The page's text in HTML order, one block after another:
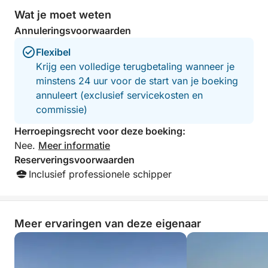
Sardinië te ontdekken en te genieten van een dag
midden in de natuur.
Wat je moet weten
Annuleringsvoorwaarden
Flexibel
Krijg een volledige terugbetaling wanneer je
minstens 24 uur voor de start van je boeking
annuleert (exclusief servicekosten en
commissie)
Herroepingsrecht voor deze boeking:
Nee. Meer informatie
Reserveringsvoorwaarden
Inclusief professionele schipper
Meer ervaringen van deze eigenaar